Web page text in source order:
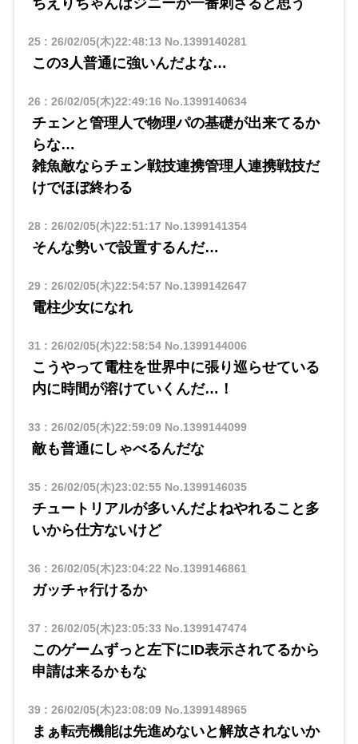
ちえりちゃんはジニーが一番刺さると思う
25: 26/02/05(木)22:48:13 No.1399140281
この3人普通に強いんだよな…
26 : 26/02/05(木)22:49:16 No.1399140634
チェンと管理人で物理パの基礎が出来てるか
らな…
雑魚敵ならチェン戦技連携管理人連携戦技だ
けでほぼ終わる
28: 26/02/05(木)22:51:17 No.1399141354
そんな勢いで設置するんだ…
29: 26/02/05(木)22:54:57 No.1399142647
電柱少女になれ
31 : 26/02/05(木)22:58:54No.1399144006
こうやって電柱を世界中に張り巡らせている
内に時間が溶けていくんだ…！
33 : 26/02/05(木)22:59:09No.1399144099
敵も普通にしゃべるんだな
35: 26/02/05(木)23:02:55No.1399146035
チュートリアルが多いんだよねやれること多
いから仕方ないけど
36 : 26/02/05(木)23:04:22 No.1399146861
ガッチャ行けるか
37 : 26/02/05(木)23:05:33 No.1399147474
このゲームずっと左下にID表示されてるから
申請は来るかもな
39: 26/02/05(木)23:08:09No.1399148965
まぁ転売機能は先進めないと解放されないか